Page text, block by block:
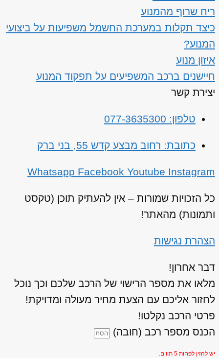
ריח שרוף מהמנוע
כיצד תקלות במערכת החשמל משפיעות על ביצועי
המנוע?
איזון מנוע
חיישנים ברכב המשפיעים על תפקוד המנוע
יצירת קשר
טלפון: 077-3635300
כתובת: רחוב מבצע קדש 55, בני ברק
Whatsapp Facebook Youtube Instagram
כל הזכויות שמורות – אין להעתיק תוכן (טקסט
ותמונות) מהאתר!
הצהרת נגישות
דבר אחרון!
מלאו את מספר הרישוי של הרכב שלכם וכך נוכל
לחזור אליכם עם הצעת מחיר מעולה ומדויקת!
פרטי הרכב נקלטו!
הכנס מספר רכב (חובה)
יש להזין לפחות 5 תווים.